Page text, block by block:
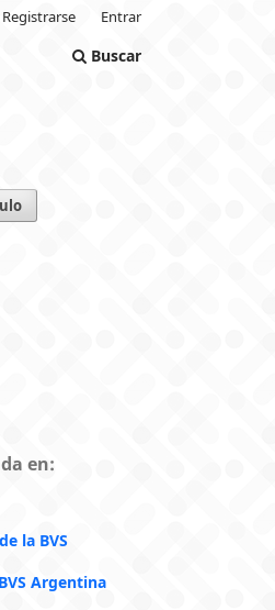
Buscar
Registrarse Entrar
en:
la BVS
Argentina